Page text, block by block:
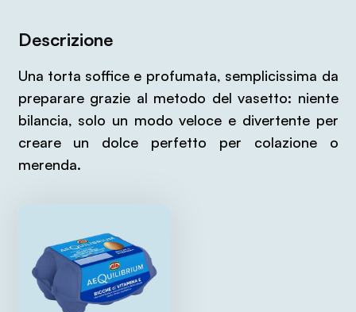
Descrizione
Una torta soffice e profumata, semplicissima da
preparare grazie al metodo del vasetto: niente
bilancia, solo un modo veloce e divertente per
creare un dolce perfetto per colazione o
merenda.